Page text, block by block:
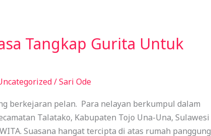
Tangkap Gurita Untuk
/Sari Ode
berkejaran pelan. Para nelayan berkumpul dalam
Talatako, Kabupaten Tojo Una-Una, Sulawesi
Suasana hangat tercipta di atas rumah panggung